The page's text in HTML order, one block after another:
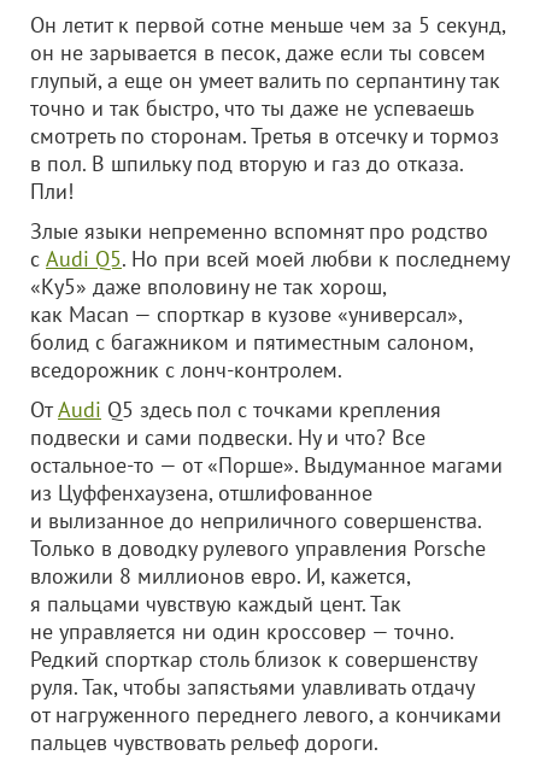
Он летит к первой сотне меньше чем за 5 секунд,
он не зарывается в песок, даже если ты совсем
глупый, а еще он умеет валить по серпантину так
точно и так быстро, что ты даже не успеваешь
смотреть по сторонам. Третья в отсечку и тормоз
в пол. В шпильку под вторую и газ до отказа.
Пли!
Злые языки непременно вспомнят про родство
с Audi Q5. Но при всей моей любви к последнему
«Ку5» даже вполовину не так хорош,
как Macan — спорткар в кузове «универсал»,
болид с багажником и пятиместным салоном,
вседорожник с лонч-контролем.
ОтAudi Q5 здесь пол с точками крепления
подвески и сами подвески. Ну и что? Все
остальное-то — от «Порше». Выдуманное магами
из Цуффенхаузена, отшлифованное
и вылизанное до неприличного совершенства.
Только в доводку рулевого управления Porsche
вложили 8 миллионов евро. И, кажется,
я пальцами чувствую каждый цент. Так
не управляется ни один кроссовер — точно.
Редкий спорткар столь близок к совершенству
руля. Так, чтобы запястьями улавливать отдачу
от нагруженного переднего левого, а кончиками
пальцев чувствовать рельеф дороги.